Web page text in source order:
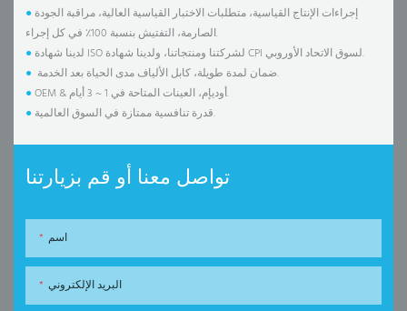
● إجراءات الإنتاج القياسية، متطلبات الاختبار القياسية العالية، مراقبة الجودة
الصارمة، التفتيش بنسبة 100٪ في كل إجراء.
●
لدينا شهادة ISO لشركتنا ومنتجاتنا، ولدينا شهادة CPI لسوق الاتحاد الأوروبي.
●
ضمان لمدة طويلة، كابل الألياف مدى الحياة بعد الخدمة.
●
OEM & أوديإم، العينات المتاحة في 1 ~ 3 أيام.
●
قدرة تنافسية ممتازة في السوق العالمية.
تواصل معنا أو قم بزيارتنا
اسم
البريد الإلكتروني